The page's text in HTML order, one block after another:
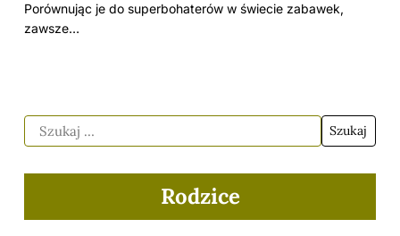
Porównując je do superbohaterów w świecie zabawek,
zawsze…
Rodzice